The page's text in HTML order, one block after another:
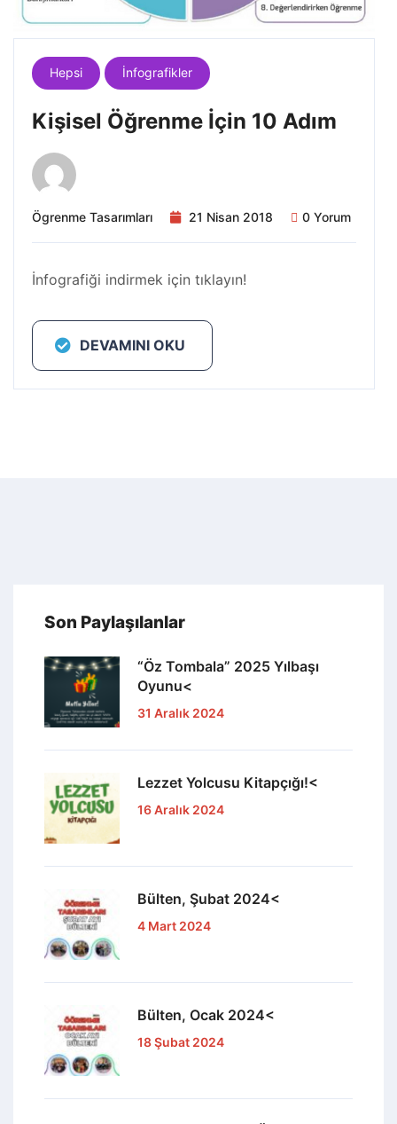
Hepsi İnfografikler
Kişisel Öğrenme İçin 10 Adım
Ögrenme Tasarımları 21 Nisan 2018 0 Yorum
İnfografiği indirmek için tıklayın!
DEVAMINI OKU
Son Paylaşılanlar
“Öz Tombala” 2025 Yılbaşı
Oyunu<
31 Aralık 2024
Lezzet Yolcusu Kitapçığı!<
16 Aralık 2024
Bülten, Şubat 2024<
4 Mart 2024
Bülten, Ocak 2024<
18 Şubat 2024